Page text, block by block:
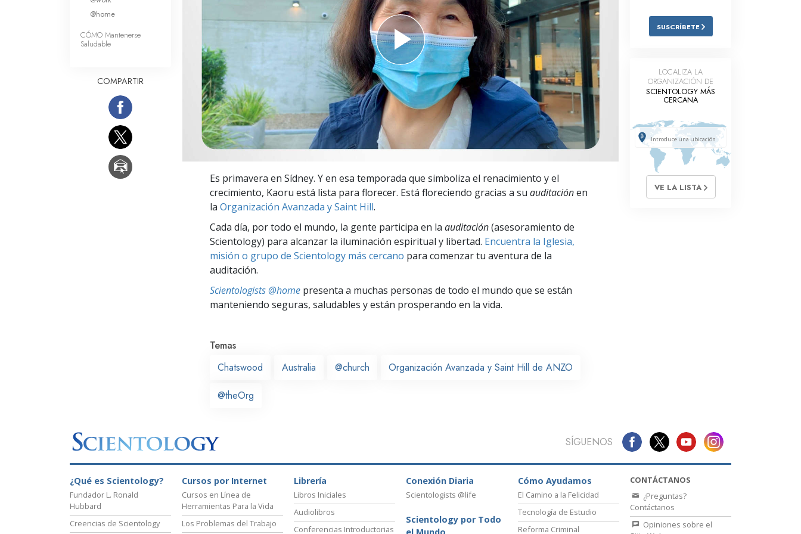
Amor y Odio: ¿Qué es Grandeza?
Respuestas a las Drogas
Los Niños
Herramientas para el Entorno Laboral
La Ética y las
Condiciones
La Causa de la Supresión
Investigaciones
Los Fundamentos de la Organización
Los Fundamentos de las Relaciones
Es primavera en Sídney. Y en esa temporada que simboliza el renacimiento y el
crecimiento, Kaoru está lista para florecer. Está floreciendo gracias a su auditaciónen
la Organización Avanzada y Saint Hill.
Cada día, por todo el mundo, la gente participa en la auditación(asesoramiento de
Scientology) para alcanzar la iluminación espiritual y libertad. Encuentra la Iglesia,
misión o grupo de Scientology más cercano para comenzar tu aventura de la
auditación.
Scientologists @home presenta a muchas personas de todo el mundo que se están
manteniendo seguras, saludables y están prosperando en la vida.
Temas
Chatswood
Australia @church Organización Avanzada y Saint Hill de ANZO
@theOrg
@home
CÓMO Mantenerse
Saludable
COMPARTIR
SUSCRÍBETE
LOCALIZA LA
ORGANIZACIÓN DE
SCIENTOLOGY MÁS
CERCANA
VE LA LISTA
SÍGUENOS
¿Qué es Scientology?
Fundador L. Ronald
Hubbard
Creencias de Scientology
Cursos por Internet
Cursos en Línea de
Herramientas Para la Vida
Los Problemas del Trabajo
Librería
Libros Iniciales
Audiolibros
Conferencias Introductorias
Conexión Diaria
Scientologists @life
Scientology por Todo
Cómo Ayudamos
El Camino a la Felicidad
Tecnología de Estudio
Reforma Criminal
CONTÁCTANOS
¿Preguntas?
Contáctanos
Opiniones sobre el